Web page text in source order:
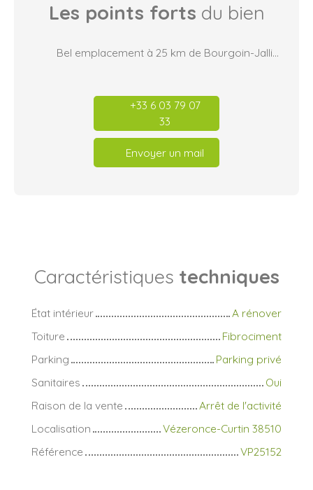
Les points forts du bien
Bel emplacement à 25 km de Bourgoin-Jallieu
+33 6 03 79 07
33
Envoyer un mail
Caractéristiques techniques
État intérieur
A rénover
Toiture
Fibrociment
Parking
Parking privé
Sanitaires
Oui
Raison de la vente
Arrêt de l'activité
Localisation
Vézeronce-Curtin 38510
Référence
VP25152